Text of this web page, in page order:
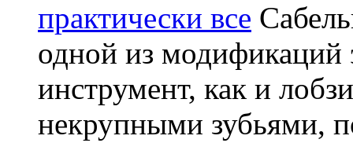
практически все
одной из модификаций
инструмент, как и
некрупными зубьями,